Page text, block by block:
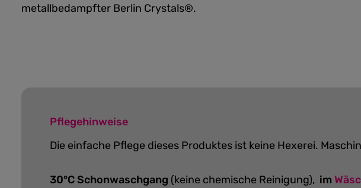
metallbedampfter Berlin Crystals®.
Pflegehinweise
Die einfache Pflege dieses Produktes ist keine Hexerei.
30°C Schonwaschgang (keine chemische Reinigung), im